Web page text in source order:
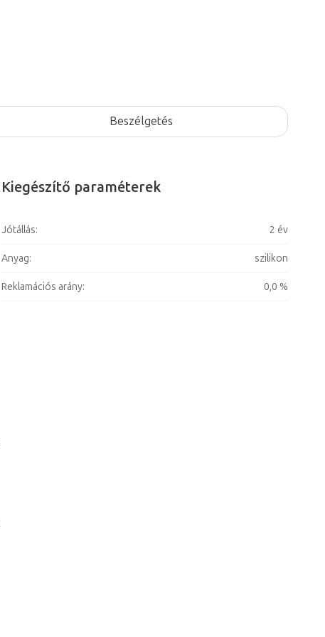
Beszélgetés
Kiegészítő paraméterek
Jótállás: 2 év
Anyag: szilikon
Reklamációs arány: 0,0 %